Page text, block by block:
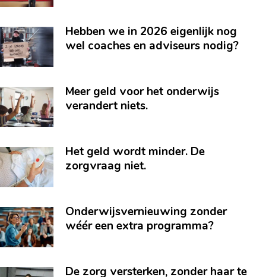
Hebben we in 2026 eigenlijk nog
wel coaches en adviseurs nodig?
Meer geld voor het onderwijs
verandert niets.
Het geld wordt minder. De
zorgvraag niet.
Onderwijsvernieuwing zonder
wéér een extra programma?
De zorg versterken, zonder haar te